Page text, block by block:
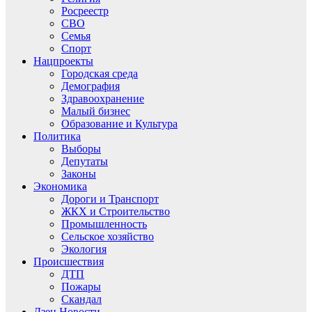
Росреестр
СВО
Семья
Спорт
Нацпроекты
Городская среда
Демография
Здравоохранение
Малый бизнес
Образование и Культура
Политика
Выборы
Депутаты
Законы
Экономика
Дороги и Транспорт
ЖКХ и Строительство
Промышленность
Сельское хозяйство
Экология
Происшествия
ДТП
Пожары
Скандал